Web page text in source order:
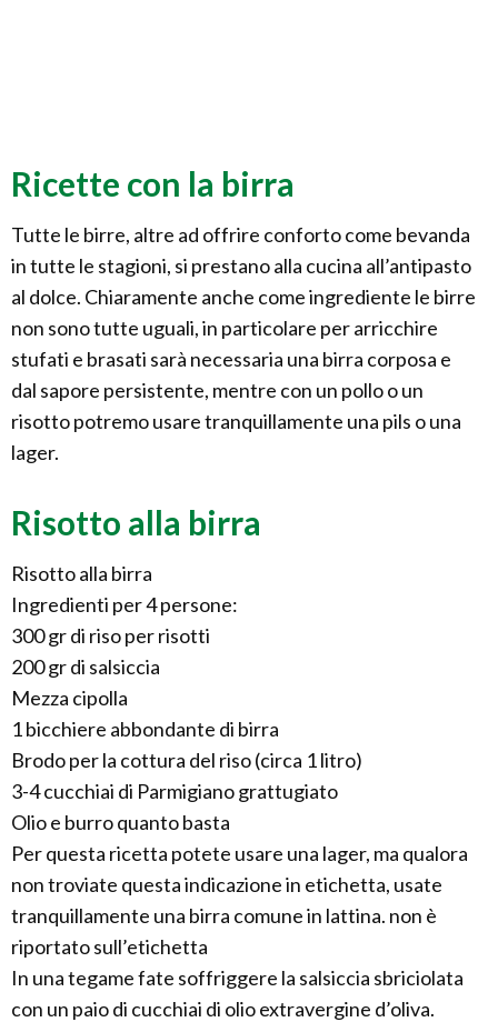
Ricette con la birra
Tutte le birre, altre ad offrire conforto come bevanda
in tutte le stagioni, si prestano alla cucina all’antipasto
al dolce. Chiaramente anche come ingrediente le birre
non sono tutte uguali, in particolare per arricchire
stufati e brasati sarà necessaria una birra corposa e
dal sapore persistente, mentre con un pollo o un
risotto potremo usare tranquillamente una pils o una
lager.
Risotto alla birra
Risotto alla birra
Ingredienti per 4 persone:
300 gr di riso per risotti
200 gr di salsiccia
Mezza cipolla
1 bicchiere abbondante di birra
Brodo per la cottura del riso (circa 1 litro)
3-4 cucchiai di Parmigiano grattugiato
Olio e burro quanto basta
Per questa ricetta potete usare una lager, ma qualora
non troviate questa indicazione in etichetta, usate
tranquillamente una birra comune in lattina. non è
riportato sull’etichetta
In una tegame fate soffriggere la salsiccia sbriciolata
con un paio di cucchiai di olio extravergine d’oliva.